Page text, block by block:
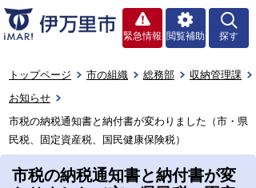
緊急情報 閲覧補助 探す
トップページ 市の組織 総務部
収納管理課
お知らせ
市税の納税通知書と納付書が変わりました（市・県
民税、固定資産税、国民健康保険税）
市税の納税通知書と納付書が変